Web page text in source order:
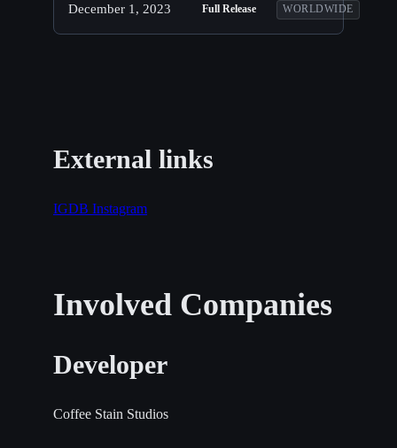
December 1, 2023 Full Release WORLDWIDE
External links
IGDB Instagram
Involved Companies
Developer
Coffee Stain Studios